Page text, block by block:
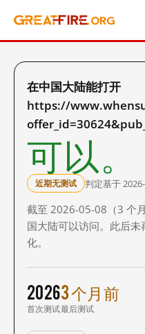
在中国大陆能打开
https://
可以。
近期无测试 判定基于
截至 2026-05-08（3 个
国大陆可以访问。此后
化。
2026
首次测试
3 个月前
最后测试